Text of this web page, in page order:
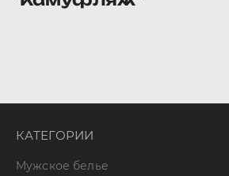
КАТЕГОРИИ
Мужское белье